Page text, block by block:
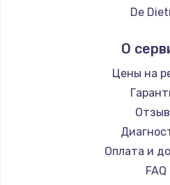
Ремонт
Ремонт
Ремонт кофемашин
Ремонт
Ремонт
Ремонт
Ремонт
De
La
О
Цены на
Оплата и
FAQ